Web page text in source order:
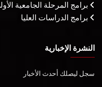
برامج المرحلة الجامعية
برامج الدراسات العليا
النشرة الإخبارية
سجل ليصلك أحدث الأخبار